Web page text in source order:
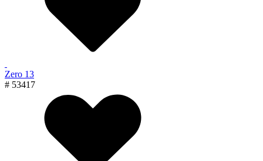
Zero 13
# 53417